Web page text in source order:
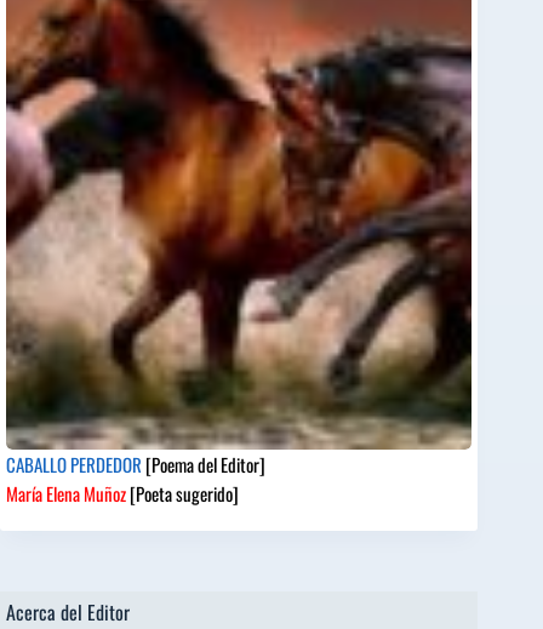
CABALLO PERDEDOR [Poema del Editor]
María Elena Muñoz[Poeta sugerido]
Acerca del Editor